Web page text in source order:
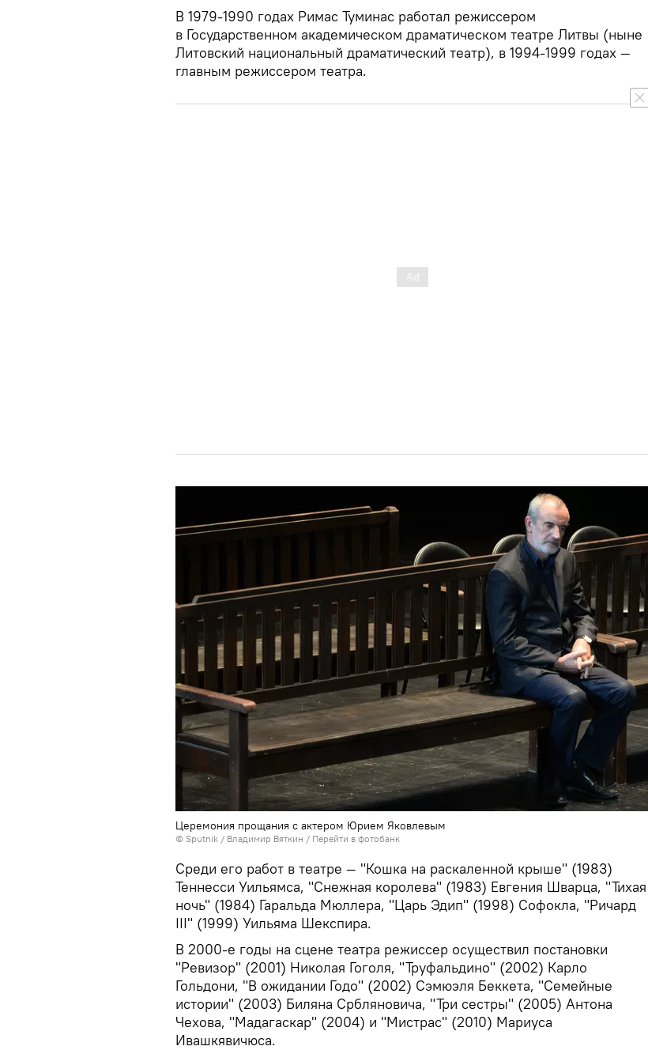
В 1979-1990 годах Римас Туминас работал режиссером
в Государственном академическом драматическом театре Литвы (ныне
Литовский национальный драматический театр), в 1994-1999 годах —
главным режиссером театра.
Церемония прощания с актером Юрием Яковлевым
© Sputnik / Владимир Вяткин / Перейти в фотобанк
Среди его работ в театре — "Кошка на раскаленной крыше" (1983)
Теннесси Уильямса, "Снежная королева" (1983) Евгения Шварца, "Тихая
ночь" (1984) Гаральда Мюллера, "Царь Эдип" (1998) Софокла, "Ричард
III" (1999) Уильяма Шекспира.
В 2000-е годы на сцене театра режиссер осуществил постановки
"Ревизор" (2001) Николая Гоголя, "Труфальдино" (2002) Карло
Гольдони, "В ожидании Годо" (2002) Сэмюэля Беккета, "Семейные
истории" (2003) Биляна Србляновича, "Три сестры" (2005) Антона
Чехова, "Мадагаскар" (2004) и "Мистрас" (2010) Мариуса
Ивашкявичюса.